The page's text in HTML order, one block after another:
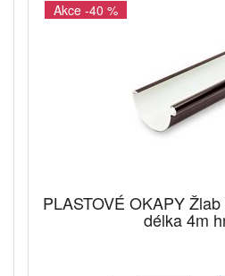
Akce -40 %
PLASTOVÉ OKAPY
délka 4m